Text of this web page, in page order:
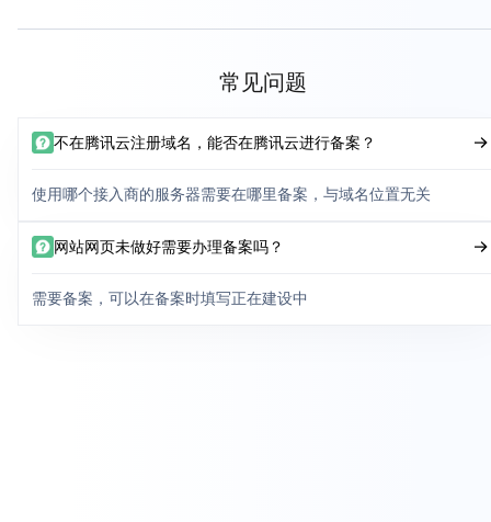
常见问题
不在腾讯云注册域名，能否在腾讯云进行备案？
使用哪个接入商的服务器需要在哪里备案，与域名位置无关
网站网页未做好需要办理备案吗？
需要备案，可以在备案时填写正在建设中